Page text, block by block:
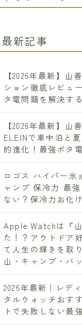
最新記事
【2026年最新】山
ション徹底レビュ
タ電問題を解決す
【2026年最新】山
ELEINで車中泊と
的進化！最強ポタ
ロゴス ハイパー氷
ャンプ 保冷力 最
ない？保冷力お化
Apple Watchは『
た！？アウトドア
て人生の輝きを取
山・キャンプ・バ
2026年最新｜レデ
タルウォッチおす
トで失敗しない最